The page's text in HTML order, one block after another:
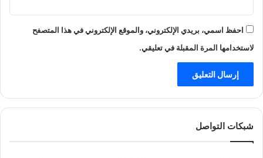
احفظ اسمي، بريدي الإلكتروني، والموقع الإلكتروني في هذا المتصفح
لاستخدامها المرة المقبلة في تعليقي.
شبكات التواصل